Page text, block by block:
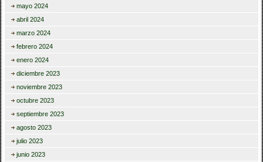
mayo 2024
abril 2024
marzo 2024
febrero 2024
enero 2024
diciembre 2023
noviembre 2023
octubre 2023
septiembre 2023
agosto 2023
julio 2023
junio 2023